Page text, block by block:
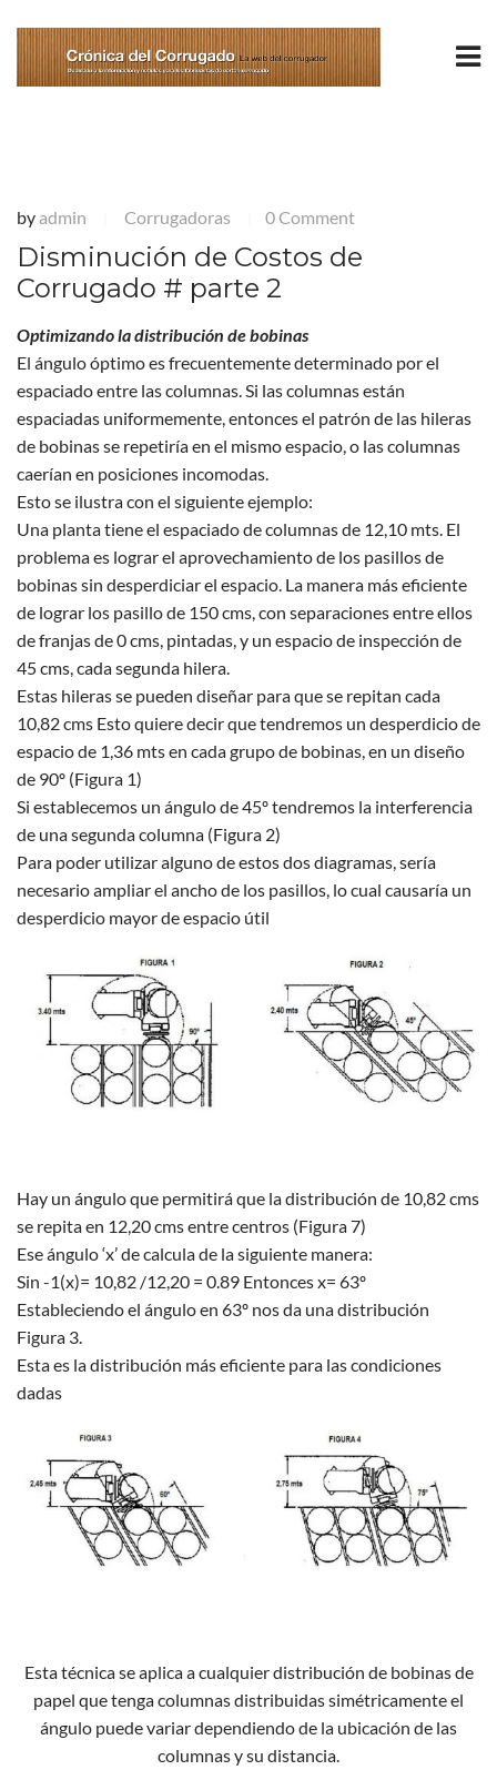
by admin Corrugadoras 0 Comment
Disminución de Costos de
Corrugado # parte 2
Optimizando la distribución de bobinas
El ángulo óptimo es frecuentemente determinado por el
espaciado entre las columnas. Si las columnas están
espaciadas uniformemente, entonces el patrón de las hileras
de bobinas se repetiría en el mismo espacio, o las columnas
caerían en posiciones incomodas.
Esto se ilustra con el siguiente ejemplo:
Una planta tiene el espaciado de columnas de 12,10 mts. El
problema es lograr el aprovechamiento de los pasillos de
bobinas sin desperdiciar el espacio. La manera más eficiente
de lograr los pasillo de 150 cms, con separaciones entre ellos
de franjas de 0 cms, pintadas, y un espacio de inspección de
45 cms, cada segunda hilera.
Estas hileras se pueden diseñar para que se repitan cada
10,82 cms Esto quiere decir que tendremos un desperdicio de
espacio de 1,36 mts en cada grupo de bobinas, en un diseño
de 90º (Figura 1)
Si establecemos un ángulo de 45º tendremos la interferencia
de una segunda columna (Figura 2)
Para poder utilizar alguno de estos dos diagramas, sería
necesario ampliar el ancho de los pasillos, lo cual causaría un
desperdicio mayor de espacio útil
Hay un ángulo que permitirá que la distribución de 10,82 cms
se repita en 12,20 cms entre centros (Figura 7)
Ese ángulo ‘x’ de calcula de la siguiente manera:
Sin -1(x)= 10,82 /12,20 = 0.89 Entonces x= 63º
Estableciendo el ángulo en 63º nos da una distribución
Figura 3.
Esta es la distribución más eficiente para las condiciones
dadas
Esta técnica se aplica a cualquier distribución de bobinas de
papel que tenga columnas distribuidas simétricamente el
ángulo puede variar dependiendo de la ubicación de las
columnas y su distancia.